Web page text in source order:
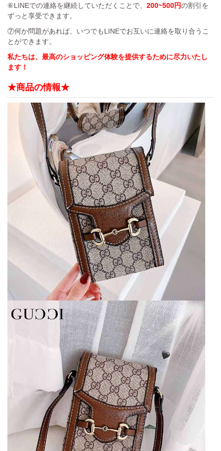
⑥LINEでの連絡を継続していただくことで、 200~500円の割引を
ずっと享受できます。
⑦何か問題があれば、いつでもLINEでお互いに連絡を取り合うこ
とができます。
私たちは、最高のショッピング体験を提供するために尽力いたし
ます！
★商品の情報★